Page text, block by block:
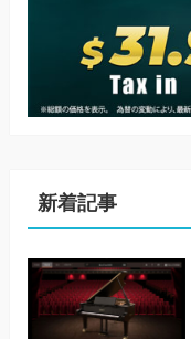
新着記事